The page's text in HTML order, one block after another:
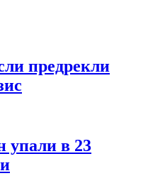
предрекли
упали в 23